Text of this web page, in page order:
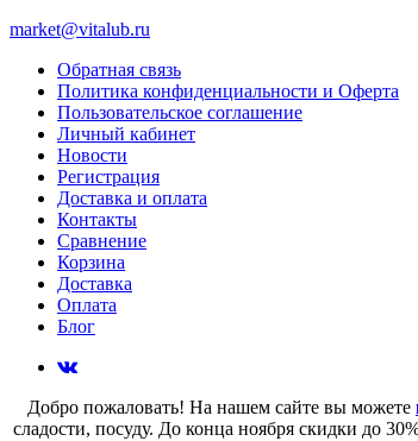
market@vitalub.ru
Обратная связь
Политика конфиденциальности и Оферта
Пользовательское соглашение
Личный кабинет
Новости
Регистрация
Доставка и оплата
Контакты
Сравнение
Корзина
Доставка
Оплата
Блог
Добро пожаловать! На нашем сайте вы можете
сладости, посуду. До конца ноября скидки до